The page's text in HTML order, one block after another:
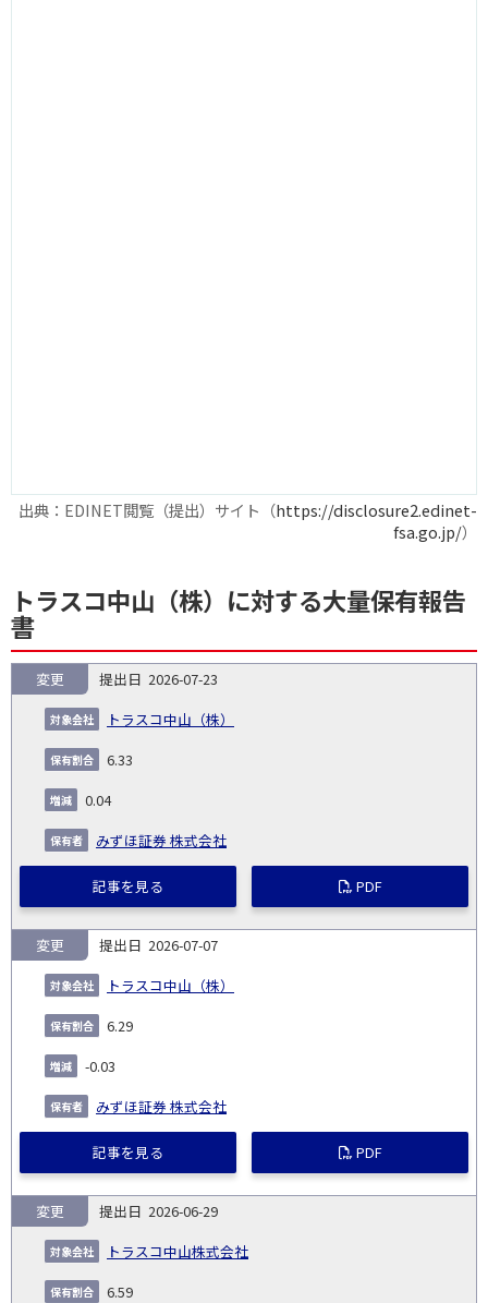
出典：EDINET閲覧（提出）サイト（https://disclosure2.edinet-
fsa.go.jp/）
トラスコ中山（株）に対する大量保有報告
書
NO.
告
義
務
発
生
日
提
日
証券
対
2026-07-23
トラスコ中山（株）
変更
6.33
0.04
みずほ証券 株式会社
記事を見る PDF
2026-07-07
トラスコ中山（株）
変更
6.29
-0.03
みずほ証券 株式会社
記事を見る PDF
2026-06-29
トラスコ中山株式会社
変更
6.59